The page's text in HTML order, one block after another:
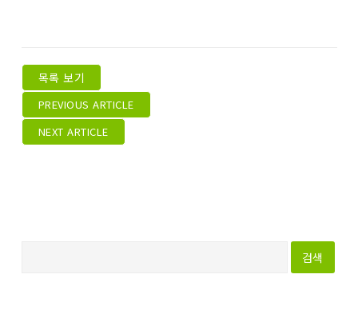
목록 보기
PREVIOUS ARTICLE
NEXT ARTICLE